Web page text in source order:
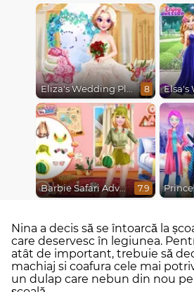
Eliza's Wedding Planner 8
Barbie Safari Adventure 7.9
Nina a decis să se întoarcă la
care deservesc în legiunea.
atât de important, trebuie să
machiaj si coafura cele mai
un dulap care nebun din nou